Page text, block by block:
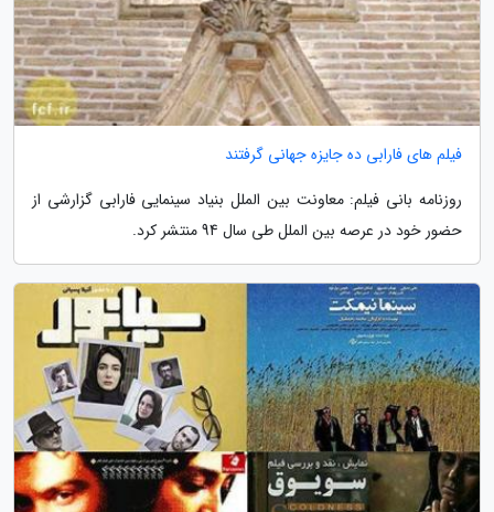
فیلم های فارابی ده جایزه جهانی گرفتند
روزنامه بانی فیلم: معاونت بین الملل بنیاد سینمایی فارابی گزارشی از
حضور خود در عرصه بین الملل طی سال 94 منتشر کرد.